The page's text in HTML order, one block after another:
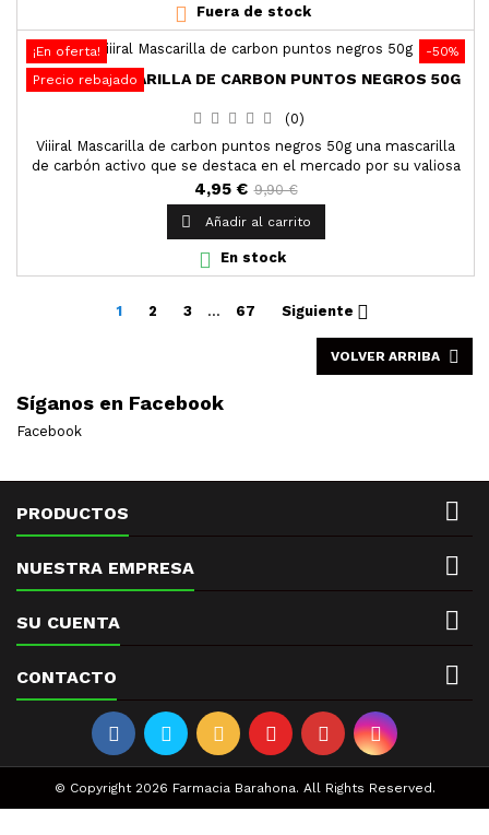
 Fuera de stock
-50%
¡En oferta!
Precio rebajado
VIIIRAL MASCARILLA DE CARBON PUNTOS NEGROS 50G
(0)
Viiiral Mascarilla de carbon puntos negros 50g una mascarilla
de carbón activo que se destaca en el mercado por su valiosa
composición y secado rápido gracias a su considerable
porcentaje de goma arábica y aloe vera.
4,95 € 9,90 €
 Añadir al carrito
 En stock
1 2 3 … 67 Siguiente 
VOLVER ARRIBA 
Síganos en Facebook
Facebook
PRODUCTOS 
NUESTRA EMPRESA 
SU CUENTA 
CONTACTO 
© Copyright 2026 Farmacia Barahona. All Rights Reserved.